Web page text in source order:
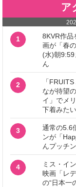
ア
1
8KVR作品
画が「春
(水)朝9:59
ん
2
「
なが待望
イ」でメ
下着みた
3
通常の5.6
ンが「
んプッチ
4
ミス・イ
映画「レ
の“日本一